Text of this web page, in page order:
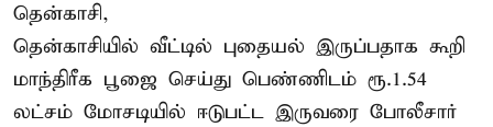
தென்காசி,
தென்காசியில் வீட்டில் புதையல் இருப்பதாக கூறி
மாந்திரீக பூஜை செய்து பெண்ணிடம் ரூ.1.54
லட்சம் மோசடியில் ஈடுபட்ட இருவரை போலீசார்